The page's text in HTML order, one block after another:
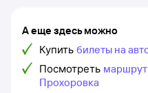
А еще здесь можно
Купить билеты на
Посмотреть маршрут
Прохоровка